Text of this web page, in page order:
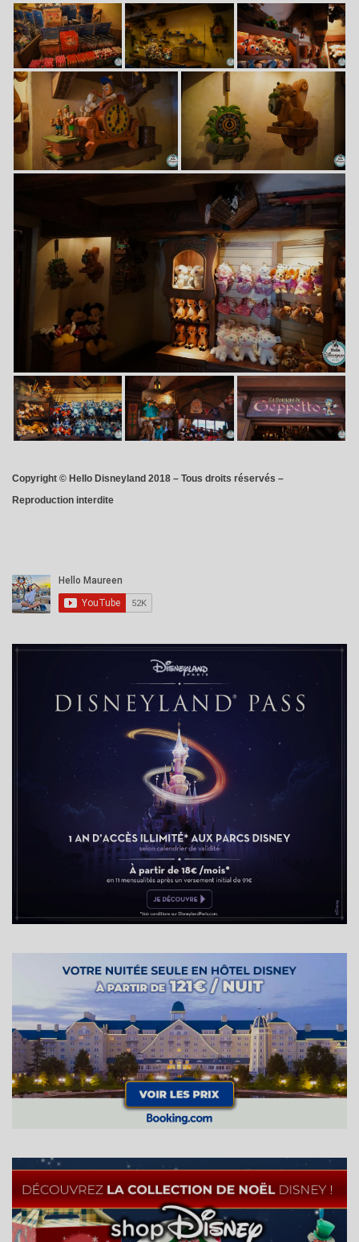
Copyright © Hello Disneyland 2018 – Tous droits réservés –
Reproduction interdite